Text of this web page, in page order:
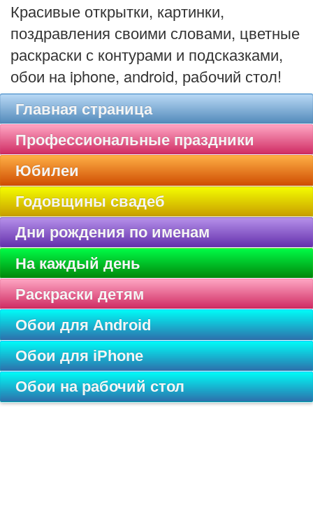
Красивые открытки, картинки,
поздравления своими словами, цветные
раскраски с контурами и подсказками,
обои на iphone, android, рабочий стол!
Главная страница
Профессиональные праздники
Юбилеи
Годовщины свадеб
Дни рождения по именам
На каждый день
Раскраски детям
Обои для Android
Обои для iPhone
Обои на рабочий стол